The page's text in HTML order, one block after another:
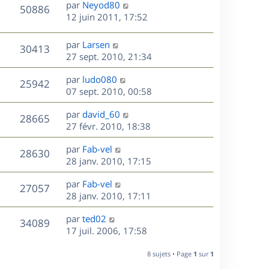
e
n
i
e
r
m
e
s
s
a
g
e
50886V
u
e
D
e
n
i
e
r
m
e
s
s
a
g
e
par Neyod80
12 juin 2011, 17:52
30413V
u
e
D
e
r
n
i
e
r
m
e
s
s
a
g
e
par Larsen
27 sept. 2010, 21:34
25942V
u
s
D
e
r
n
i
e
r
m
e
s
s
a
g
e
par ludo080
07 sept. 2010, 00:58
28665V
u
s
D
e
r
n
i
e
r
m
e
s
s
par david_60
27 févr. 2010, 18:38
28630V
u
s
D
e
r
n
i
e
r
m
par Fab-vel
28 janv. 2010, 17:15
27057V
u
D
e
r
n
i
par Fab-vel
28 janv. 2010, 17:11
34089V
D
e
par ted02
17 juil. 2006, 17:58
8 sujets • Page 1 sur 1